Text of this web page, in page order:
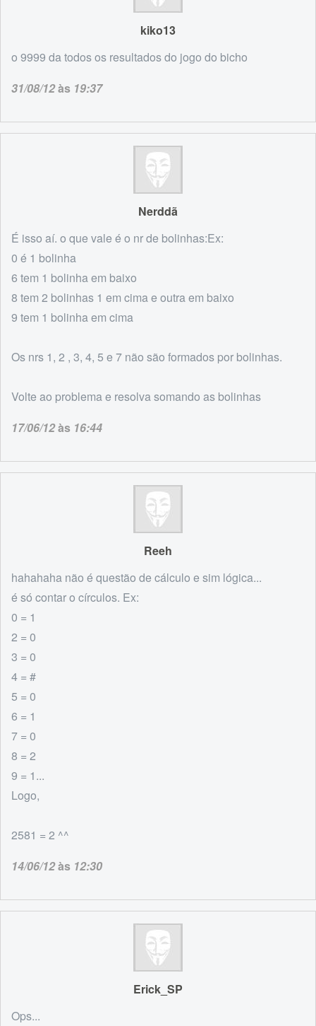
kiko13
o 9999 da todos os resultados do jogo do bicho
31/08/12às 19:37
Nerddã
É isso aí. o que vale é o nr de bolinhas:Ex:
0 é 1 bolinha
6 tem 1 bolinha em baixo
8 tem 2 bolinhas 1 em cima e outra em baixo
9 tem 1 bolinha em cima
Os nrs 1, 2 , 3, 4, 5 e 7 não são formados por bolinhas.
Volte ao problema e resolva somando as bolinhas
17/06/12às 16:44
Reeh
hahahaha não é questão de cálculo e sim lógica...
é só contar o círculos. Ex:
0 = 1
2 = 0
3 = 0
4 = #
5 = 0
6 = 1
7 = 0
8 = 2
9 = 1...
Logo,
2581 = 2 ^^
14/06/12às 12:30
Erick_SP
Ops...